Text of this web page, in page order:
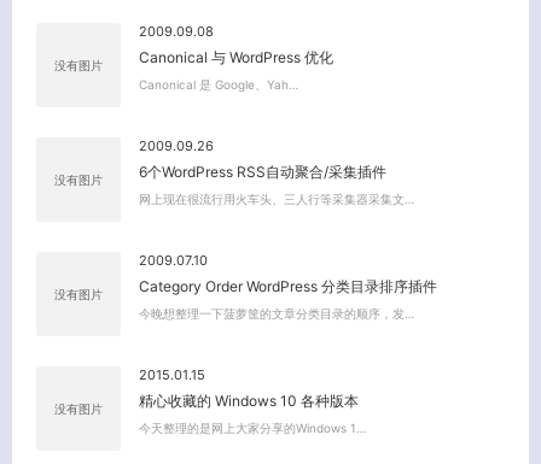
没有图片
2009.09.08
Canonical 与 WordPress 优化
Canonical 是 Google、Yah…
没有图片
2009.09.26
6个WordPress RSS自动聚合/采集插件
网上现在很流行用火车头、三人行等采集器采集文…
没有图片
2009.07.10
Category Order WordPress 分类目录排序插件
今晚想整理一下菠萝筐的文章分类目录的顺序，发…
没有图片
2015.01.15
精心收藏的 Windows 10 各种版本
今天整理的是网上大家分享的Windows 1…
关闭弹窗